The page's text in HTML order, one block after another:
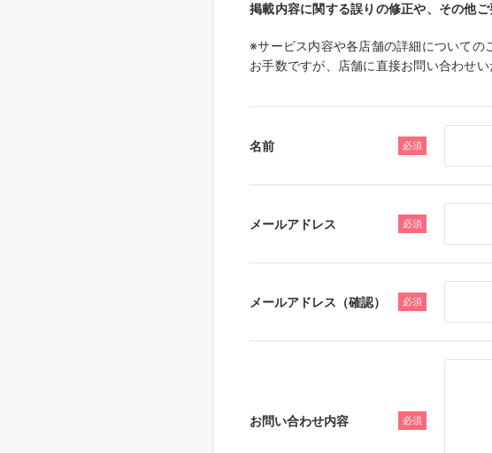
掲載内容に関する誤りの修正や、その他
※サービス内容や各店舗の詳細についての
お手数ですが、店舗に直接お問い合わせ
名前 必須
メールアドレス 必須
メールアドレス（確認） 必須
お問い合わせ内容 必須